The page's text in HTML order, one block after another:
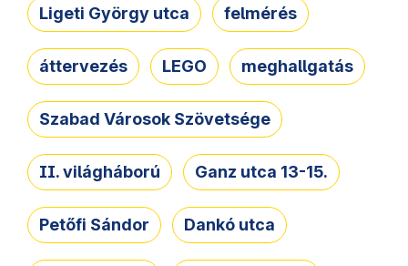
Ligeti György utca felmérés
áttervezés LEGO meghallgatás
Szabad Városok Szövetsége
II. világháború Ganz utca 13-15.
Petőfi Sándor Dankó utca